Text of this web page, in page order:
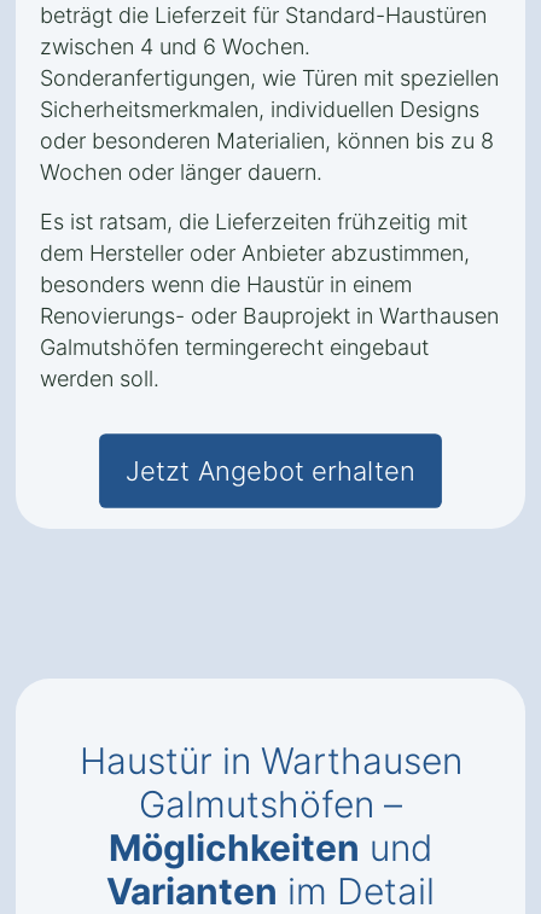
beträgt die Lieferzeit für Standard-Haustüren
zwischen 4 und 6 Wochen.
Sonderanfertigungen, wie Türen mit speziellen
Sicherheitsmerkmalen, individuellen Designs
oder besonderen Materialien, können bis zu 8
Wochen oder länger dauern.
Es ist ratsam, die Lieferzeiten frühzeitig mit
dem Hersteller oder Anbieter abzustimmen,
besonders wenn die Haustür in einem
Renovierungs- oder Bauprojekt in Warthausen
Galmutshöfen termingerecht eingebaut
werden soll.
Jetzt Angebot erhalten
Haustür in Warthausen
Galmutshöfen –
Möglichkeiten und
Varianten im Detail